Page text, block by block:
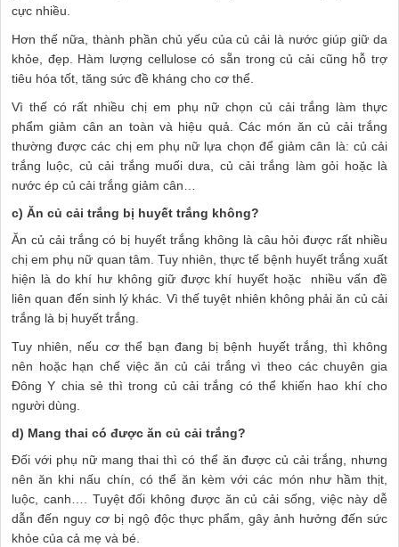
cực nhiều.
Hơn thế nữa, thành phần chủ yếu của củ cải là nước giúp giữ da
khỏe, đẹp. Hàm lượng cellulose có sẵn trong củ cải cũng hỗ trợ
tiêu hóa tốt, tăng sức đề kháng cho cơ thể.
Vì thế có rất nhiều chị em phụ nữ chọn củ cải trắng làm thực
phẩm giảm cân an toàn và hiệu quả. Các món ăn củ cải trắng
thường được các chị em phụ nữ lựa chọn để giảm cân là: củ cải
trắng luộc, củ cải trắng muối dưa, củ cải trắng làm gỏi hoặc là
nước ép củ cải trắng giảm cân…
c) Ăn củ cải trắng bị huyết trắng không?
Ăn củ cải trắng có bị huyết trắng không là câu hỏi được rất nhiều
chị em phụ nữ quan tâm. Tuy nhiên, thực tế bệnh huyết trắng xuất
hiện là do khí hư không giữ được khí huyết hoặc nhiều vấn đề
liên quan đến sinh lý khác. Vì thế tuyệt nhiên không phải ăn củ cải
trắng là bị huyết trắng.
Tuy nhiên, nếu cơ thể bạn đang bị bệnh huyết trắng, thì không
nên hoặc hạn chế việc ăn củ cải trắng vì theo các chuyên gia
Đông Y chia sẻ thì trong củ cải trắng có thể khiến hao khí cho
người dùng.
d) Mang thai có được ăn củ cải trắng?
Đối với phụ nữ mang thai thì có thể ăn được củ cải trắng, nhưng
nên ăn khi nấu chín, có thể ăn kèm với các món như hầm thịt,
luộc, canh…. Tuyệt đối không được ăn củ cải sống, việc này dễ
dẫn đến nguy cơ bị ngộ độc thực phẩm, gây ảnh hưởng đến sức
khỏe của cả mẹ và bé.